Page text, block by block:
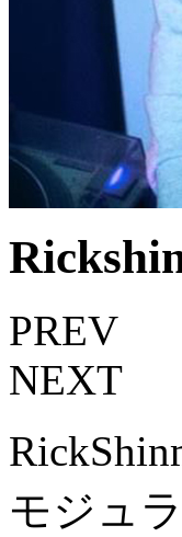
PREV
NEXT
モジュ